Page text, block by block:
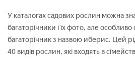
У каталогах садових рослин можна
багаторічники і їх фото, але
багаторічник з назвою иберис. Цей
40 видів рослин, які входять в